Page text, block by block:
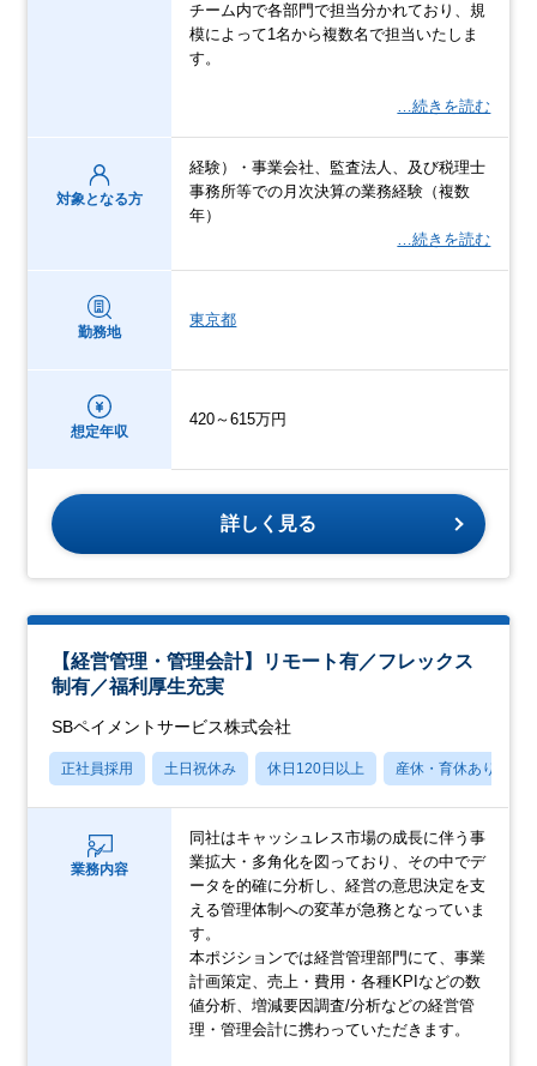
チーム内で各部門で担当分かれており、規
模によって1名から複数名で担当いたしま
す。
…続きを読む
対象となる方
経験）・事業会社、監査法人、及び税理士
事務所等での月次決算の業務経験（複数
年）
…続きを読む
勤務地
東京都
想定年収
420～615万円
詳しく見る
【経営管理・管理会計】リモート有／フレックス
制有／福利厚生充実
SBペイメントサービス株式会社
正社員採用 土日祝休み 休日120日以上 産休・育休あり
業務内容
同社はキャッシュレス市場の成長に伴う事
業拡大・多角化を図っており、その中でデ
ータを的確に分析し、経営の意思決定を支
える管理体制への変革が急務となっていま
す。
本ポジションでは経営管理部門にて、事業
計画策定、売上・費用・各種KPIなどの数
値分析、増減要因調査/分析などの経営管
理・管理会計に携わっていただきます。